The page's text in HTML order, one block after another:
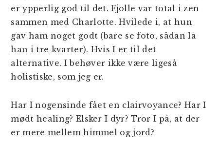
er ypperlig god til det. Fjolle var total i zen
sammen med Charlotte. Hvilede i, at hun
gav ham noget godt (bare se foto, sådan lå
han i tre kvarter). Hvis I er til det
alternative. I behøver ikke være ligeså
holistiske, som jeg er.
Har I nogensinde fået en clairvoyance? Har I
mødt healing? Elsker I dyr? Tror I på, at der
er mere mellem himmel og jord?